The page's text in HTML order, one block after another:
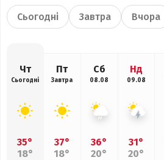
Сьогодні Завтра Вчора
Чт
Сьогодні
35°
18°
Пт
Завтра
37°
18°
Сб
08.08
36°
20°
Нд
09.08
31°
20°